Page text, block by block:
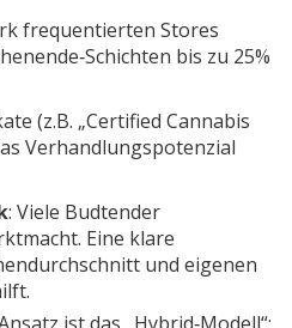
frequentierten Stores
bis zu 25%
(z.B. „Certified Cannabis
Verhandlungspotenzial
: Viele Budtender
Eine klare
und eigenen